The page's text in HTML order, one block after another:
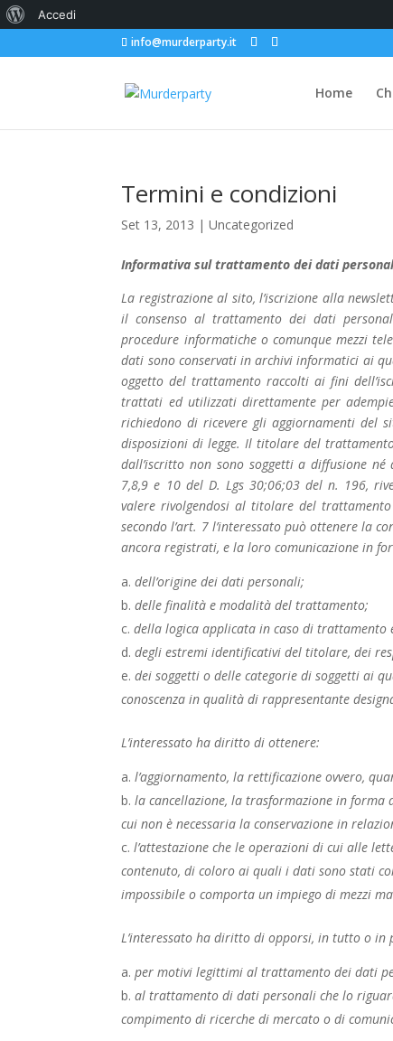
Informazioni
Accedi
info@murderparty.it
Home
Termini e condizioni
Set 13, 2013 |Uncategorized
Informativa sul trattamento dei dati
La registrazione al sito, l’iscrizione alla
il consenso al trattamento dei dati
procedure informatiche o comunque mezzi
dati sono conservati in archivi informatici ai
oggetto del trattamento raccolti ai fini
trattati ed utilizzati direttamente per
richiedono di ricevere gli aggiornamenti del
disposizioni di legge. Il titolare del
dall’iscritto non sono soggetti a diffusione
7,8,9 e 10 del D. Lgs 30;06;03 del n. 196,
valere rivolgendosi al titolare del
secondo l’art. 7 l’interessato può ottenere la
ancora registrati, e la loro comunicazione in
dell’origine dei dati personali;
delle finalità e modalità del trattamento;
della logica applicata in caso di
degli estremi identificativi del titolare, dei
dei soggetti o delle categorie di soggetti ai
conoscenza in qualità di rappresentante
L’interessato ha diritto di ottenere:
l’aggiornamento, la rettificazione ovvero,
la cancellazione, la trasformazione in
cui non è necessaria la conservazione in
l’attestazione che le operazioni di cui alle
contenuto, di coloro ai quali i dati sono stati
impossibile o comporta un impiego di mezzi
L’interessato ha diritto di opporsi, in tutto o in
per motivi legittimi al trattamento dei dati
al trattamento di dati personali che lo
compimento di ricerche di mercato o di